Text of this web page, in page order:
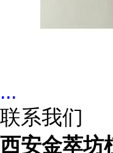
...
联系我们
西安金萃坊